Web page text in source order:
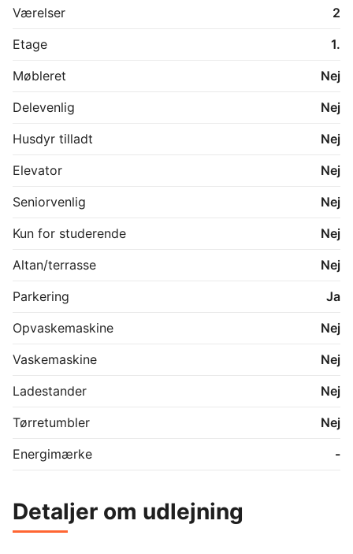
både studie, fritidsliv og byens mange tilbud.
En oplagt bolig til den studerende, der ønsker en
central beliggenhed, moderne rammer og en
velfungerende hverdag.
Værelser
2
Etage
1.
Møbleret
Nej
Delevenlig
Nej
Husdyr tilladt
Nej
Elevator
Nej
Seniorvenlig
Nej
Kun for studerende
Nej
Altan/terrasse
Nej
Parkering
Ja
Opvaskemaskine
Nej
Vaskemaskine
Nej
Ladestander
Nej
Tørretumbler
Nej
Energimærke
-
Detaljer om udlejning